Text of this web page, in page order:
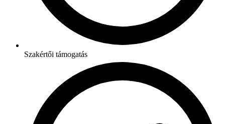
Szakértői támogatás